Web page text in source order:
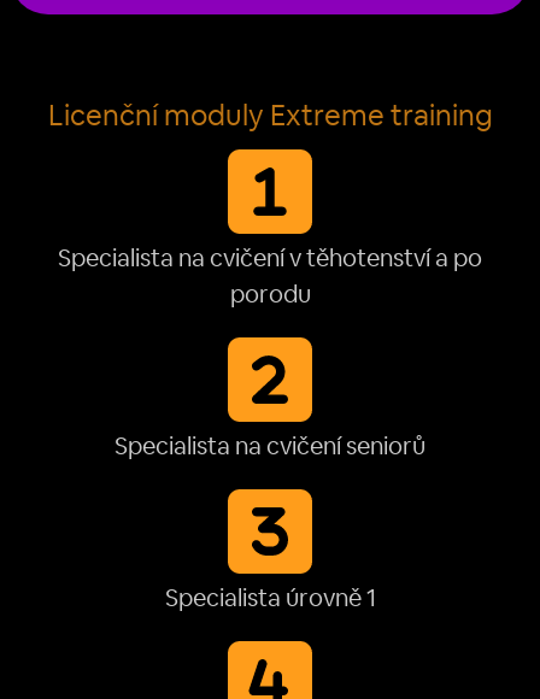
Licenční moduly Extreme training
Specialista na cvičení v těhotenství a po
porodu
Specialista na cvičení seniorů
Specialista úrovně 1